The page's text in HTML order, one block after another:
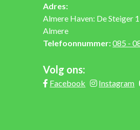
Adres:
Almere Haven: De Steiger
Almere
Telefoonnummer:085 -
Volg ons:
Facebook Instagram